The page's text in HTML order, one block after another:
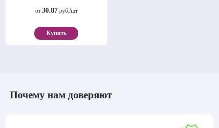
от 30.87руб./шт
Купить
Почему нам доверяют